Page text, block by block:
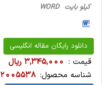
کیلو بایت WORD
دانلود رایگان مقاله انگلیسی
قیمت : 3,345,000 ریال
شناسه محصول: 2005538